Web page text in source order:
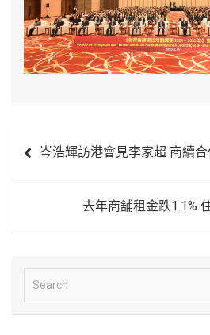
章 岑浩輝訪港會見李家超 商續
去年商舖租金跌1.1%
e